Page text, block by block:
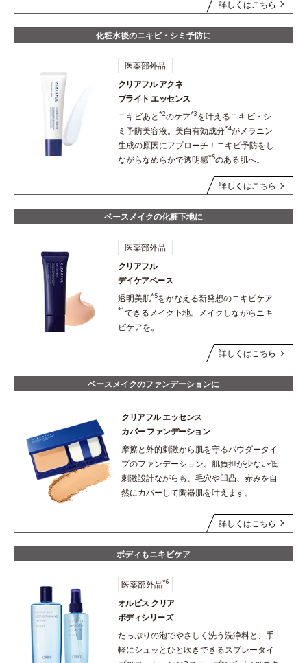
詳しくはこちら
化粧水後のニキビ・シミ予防に
医薬部外品
クリアフル アクネ
ブライト エッセンス
ニキビあと *2のケア*3を叶えるニキビ・シ
ミ予防美容液。美白有効成分*4がメラニン
生成の原因にアプローチ！ニキビ予防をし
ながらなめらかで透明感*5のある肌へ。
詳しくはこちら
ベースメイクの化粧下地に
医薬部外品
クリアフル
デイケアベース
透明美肌*5をかなえる新発想のニキビケア
*1できるメイク下地。メイクしながらニキ
ビケアを。
詳しくはこちら
ベースメイクのファンデーションに
クリアフル エッセンス
カバー ファンデーション
摩擦と外的刺激から肌を守るパウダータイ
プのファンデーション。肌負担が少ない低
刺激設計ながらも、毛穴や凹凸、赤みを自
然にカバーして陶器肌を叶えます。
詳しくはこちら
ボディもニキビケア
医薬部外品*6
オルビス クリア
ボディシリーズ
たっぷりの泡でやさしく洗う洗浄料と、手
軽にシュッとひと吹きできるスプレータイ